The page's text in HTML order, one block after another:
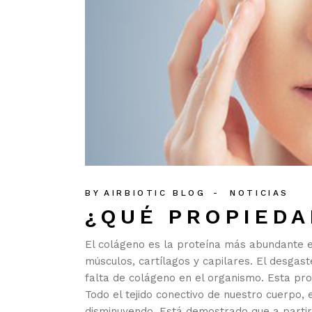
BY AIRBIOTIC BLOG NOTICIAS
¿QUÉ
El colágeno es la proteína más abundante
músculos, cartílagos y capilares. El
falta de colágeno en el organismo. Esta
Todo el tejido conectivo de nuestro